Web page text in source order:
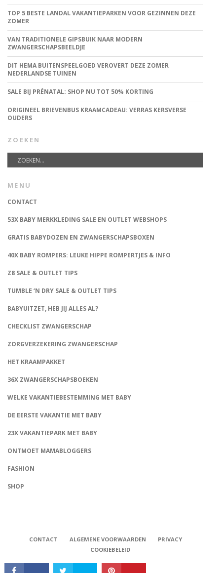
TOP 5 BESTE LANDAL VAKANTIEPARKEN VOOR GEZINNEN DEZE
ZOMER
VAN TRADITIONELE GIPSBUIK NAAR MODERN
ZWANGERSCHAPSBEELDJE
DIT HEMA BUITENSPEELGOED VEROVERT DEZE ZOMER
NEDERLANDSE TUINEN
SALE BIJ PRÉNATAL: SHOP NU TOT 50% KORTING
ORIGINEEL BRIEVENBUS KRAAMCADEAU: VERRAS KERSVERSE
OUDERS
ZOEKEN
MENU
CONTACT
53X BABY MERKKLEDING SALE EN OUTLET WEBSHOPS
GRATIS BABYDOZEN EN ZWANGERSCHAPSBOXEN
40X BABY ROMPERS: LEUKE HIPPE ROMPERTJES & INFO
Z8 SALE & OUTLET TIPS
TUMBLE ‘N DRY SALE & OUTLET TIPS
BABYUITZET, HEB JIJ ALLES AL?
CHECKLIST ZWANGERSCHAP
ZORGVERZEKERING ZWANGERSCHAP
HET KRAAMPAKKET
36X ZWANGERSCHAPSBOEKEN
WELKE VAKANTIEBESTEMMING MET BABY
DE EERSTE VAKANTIE MET BABY
23X VAKANTIEPARK MET BABY
ONTMOET MAMABLOGGERS
FASHION
SHOP
CONTACT ALGEMENE VOORWAARDEN
PRIVACY
COOKIEBELEID
Babystraatje.nl, Copyright © 2019